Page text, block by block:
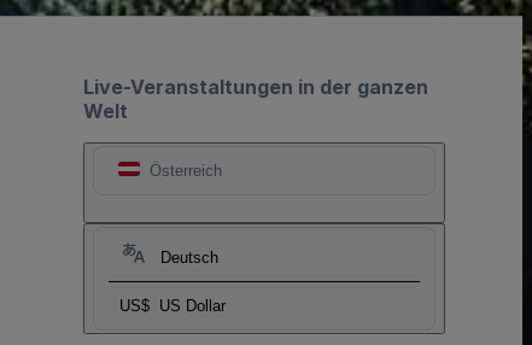
Live-Veranstaltungen in der ganzen
Welt
Österreich
Deutsch
US$ US Dollar